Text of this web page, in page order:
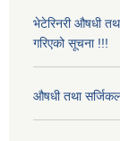
भेटेरिनरी औषधी
गरिएको सूचना !!!
औषधी तथा